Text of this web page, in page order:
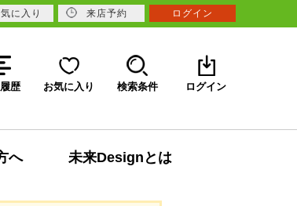
歴 お気に入り 検索条件 ログイン
へ 未来Designとは
に入り 来店予約 ログイン